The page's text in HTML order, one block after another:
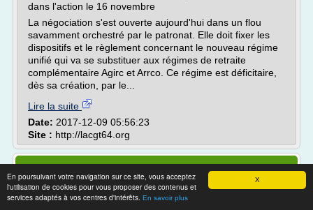
X
En poursuivant votre navigation sur ce site, vous acceptez
l'utilisation de cookies pour vous proposer des contenus et
services adaptés à vos centres d'intérêts. En savoir plus
dans l'action le 16 novembre
La négociation s'est ouverte aujourd'hui dans un flou
savamment orchestré par le patronat. Elle doit fixer les
dispositifs et le règlement concernant le nouveau régime
unifié qui va se substituer aux régimes de retraite
complémentaire Agirc et Arrco. Ce régime est déficitaire,
dès sa création, par le...
Lire la suite
Date: 2017-12-09 05:56:23
Site : http://lacgt64.org
Page : Première| <Précédente| Suivante > | Dernière
0 |1|2